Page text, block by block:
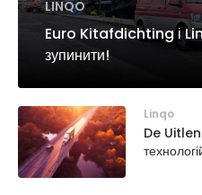
LINQO
Euro Kitafdichting і
зупинити!
Linqo
De Uitlener та Linqo: